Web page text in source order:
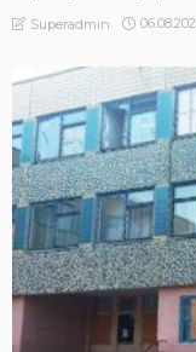
Superadmin